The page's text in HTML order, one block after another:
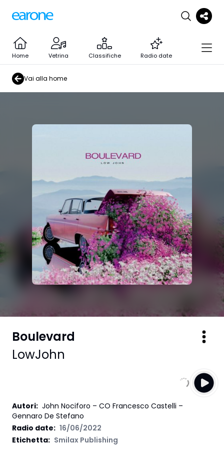
Home Vetrina Classifiche Radio date
Vai alla home
Boulevard
LowJohn
Autori: John Nociforo – CO Francesco Castelli –
Gennaro De Stefano
Radio date: 16/06/2022
Etichetta: Smilax Publishing